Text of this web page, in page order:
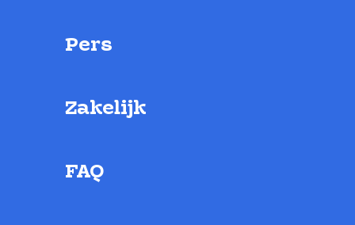
Pers
Zakelijk
FAQ